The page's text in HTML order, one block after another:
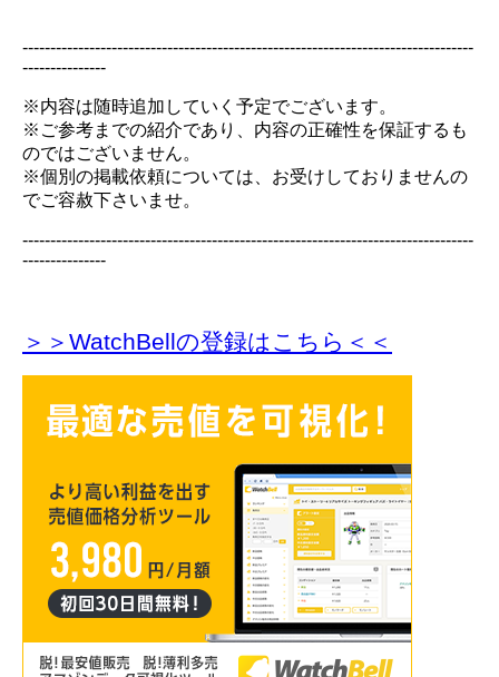
---------------------------------------------------------------------------------
---------------
※内容は随時追加していく予定でございます。
※ご参考までの紹介であり、内容の正確性を保証するも
のではございません。
※個別の掲載依頼については、お受けしておりませんの
でご容赦下さいませ。
---------------------------------------------------------------------------------
---------------
＞＞WatchBellの登録はこちら＜＜